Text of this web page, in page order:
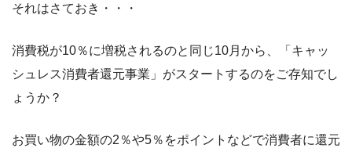
それはさておき・・・
消費税が10％に増税されるのと同じ10月から、「キャッ
シュレス消費者還元事業」がスタートするのをご存知でし
ょうか？
お買い物の金額の2％や5％をポイントなどで消費者に還元